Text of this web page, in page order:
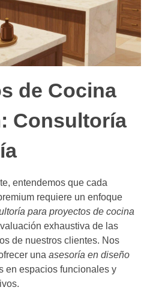
de Cocina
Consultoría
entendemos que cada
requiere un enfoque
para proyectos de cocina
exhaustiva de las
de nuestros clientes. Nos
una asesoría en diseño
en espacios funcionales y